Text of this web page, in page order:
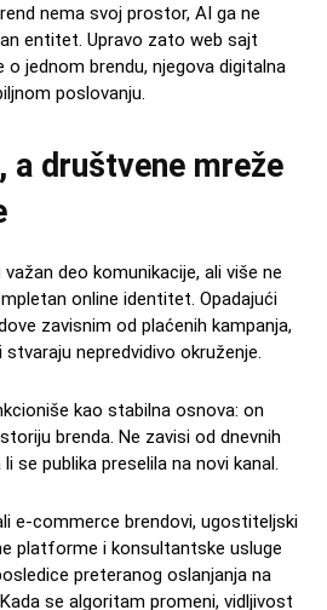
nema svoj prostor, AI ga ne
entitet. Upravo zato web sajt
jednom brendu, njegova digitalna
poslovanju.
a društvene mreže
deo komunikacije, ali više ne
online identitet. Opadajući
zavisnim od plaćenih kampanja,
nepredvidivo okruženje.
kao stabilna osnova: on
brenda. Ne zavisi od dnevnih
se publika preselila na novi kanal.
e-commerce brendovi, ugostiteljski
platforme i konsultantske usluge
preteranog oslanjanja na
se algoritam promeni, vidljivost